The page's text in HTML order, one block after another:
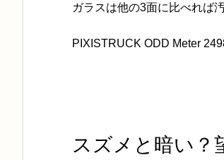
ガラスは他の3面に比べれば
PIXISTRUCK ODD Meter
スズメと暗い？